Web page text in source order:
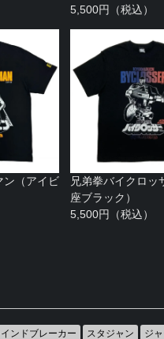
5,500円（税込）
ン（アイビ
兄弟拳バイクロッ
座ブラック）
5,500円（税込）
ンドブレーカー スタジャン ジ